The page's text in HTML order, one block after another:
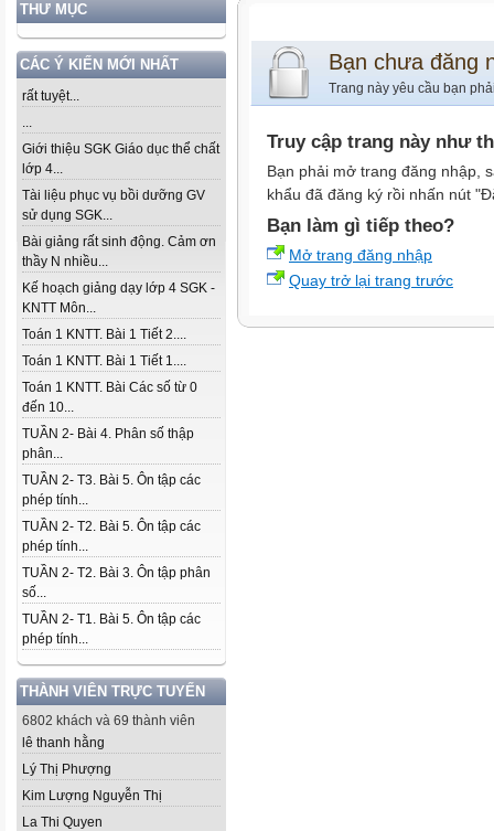
THƯ MỤC
CÁC Ý KIẾN MỚI NHẤT
rất tuyệt...
...
Giới thiệu SGK Giáo dục thể chất
lớp 4...
Tài liệu phục vụ bồi dưỡng GV
sử dụng SGK...
Bài giảng rất sinh động. Cảm ơn
thầy N nhiều...
Kế hoạch giảng dạy lớp 4 SGK -
KNTT Môn...
Toán 1 KNTT. Bài 1 Tiết 2....
Toán 1 KNTT. Bài 1 Tiết 1....
Toán 1 KNTT. Bài Các số từ 0
đến 10...
TUẦN 2- Bài 4. Phân số thập
phân...
TUẦN 2- T3. Bài 5. Ôn tập các
phép tính...
TUẦN 2- T2. Bài 5. Ôn tập các
phép tính...
TUẦN 2- T2. Bài 3. Ôn tập phân
số...
TUẦN 2- T1. Bài 5. Ôn tập các
phép tính...
THÀNH VIÊN TRỰC TUYẾN
6802 khách và 69 thành viên
lê thanh hằng
Lý Thị Phượng
Kim Lượng Nguyễn Thị
La Thi Quyen
Bạn chưa đăng
Trang này yêu cầu bạn
Truy cập trang này như
Bạn phải mở trang đăng nhập,
khẩu đã đăng ký rồi nhấn nút
Bạn làm gì tiếp theo?
Mở trang đăng nhập
Quay trở lại trang trước